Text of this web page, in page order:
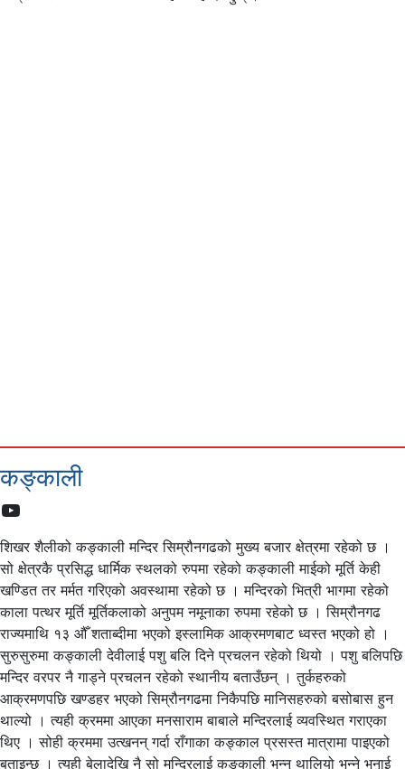
कङ्काली
YouTube
शिखर शैलीको कङ्काली मन्दिर सिम्रौनगढको मुख्य बजार क्षेत्रमा रहेको छ ।
सो क्षेत्रकै प्रसिद्ध धार्मिक स्थलको रुपमा रहेको कङ्काली माईको मूर्ति केही
खण्डित तर मर्मत गरिएको अवस्थामा रहेको छ । मन्दिरको भित्री भागमा रहेको
काला पत्थर मूर्ति मूर्तिकलाको अनुपम नमूनाका रुपमा रहेको छ । सिम्रौनगढ
राज्यमाथि १३ औँ शताब्दीमा भएको इस्लामिक आक्रमणबाट ध्वस्त भएको हो ।
सुरुसुरुमा कङ्काली देवीलाई पशु बलि दिने प्रचलन रहेको थियो । पशु बलिपछि
मन्दिर वरपर नै गाड्ने प्रचलन रहेको स्थानीय बताउँछन् । तुर्कहरुको
आक्रमणपछि खण्डहर भएको सिम्रौनगढमा निकैपछि मानिसहरुको बसोबास हुन
थाल्यो । त्यही क्रममा आएका मनसाराम बाबाले मन्दिरलाई व्यवस्थित गराएका
थिए । सोही क्रममा उत्खनन् गर्दा राँगाका कङ्काल प्रसस्त मात्रामा पाइएको
बताइन्छ । त्यही बेलादेखि नै सो मन्दिरलाई कङ्काली भन्न थालियो भन्ने भनाई